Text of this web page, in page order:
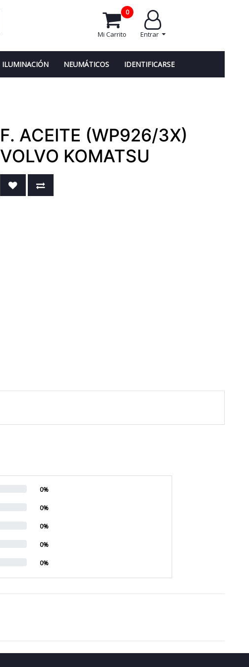
Entrar
Mi Carrito
0
ILUMINACIÓN NEUMÁTICOS IDENTIFICARSE
F. ACEITE (WP926/3X)
VOLVO KOMATSU
0%
0%
0%
0%
0%